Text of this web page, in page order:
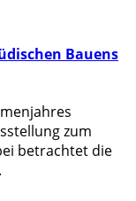
Bauens
zum
betrachtet die